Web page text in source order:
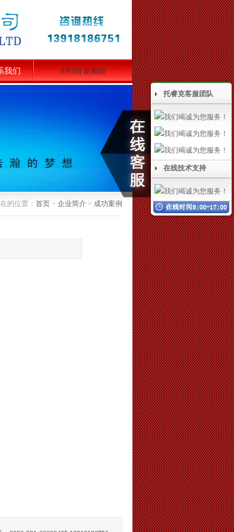
我们 8月6日 星期四
的位置： 首页 > 企业简介 > 成功案例
托睿克客服团队
在线技术支持